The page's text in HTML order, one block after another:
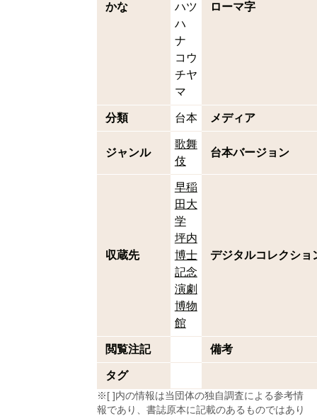
かな
ハツ
ハ
ナ
コウ
チヤ
マ
ローマ字
分類 台本 メディア
ジャンル
歌舞
伎
台本バージョン
収蔵先
早稲
田大
学
坪内
博士
記念
演劇
博物
館
デジタルコレクショ
閲覧注記 備考
タグ
※[ ]内の情報は当団体の独自調査による参考情
報であり、書誌原本に記載のあるものではあり